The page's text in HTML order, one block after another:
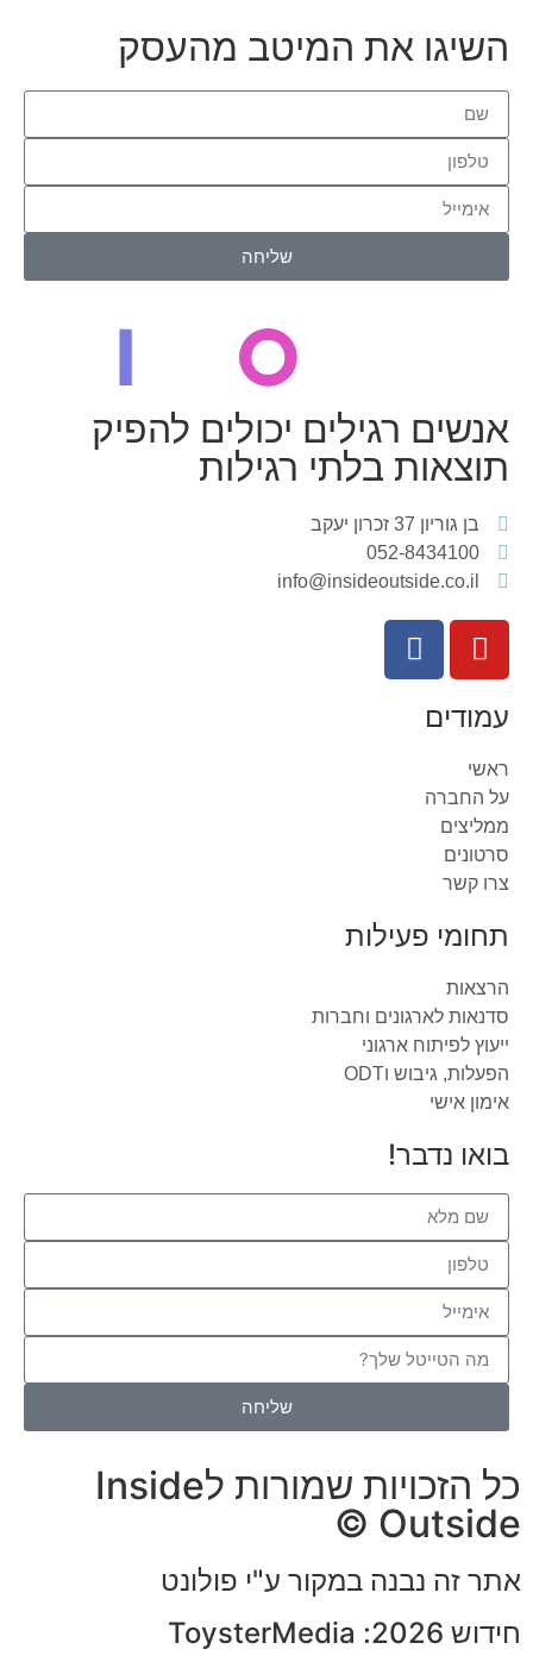
השיגו את המיטב מהעסק
שליחה
אנשים רגילים יכולים להפיק
תוצאות בלתי רגילות
בן גוריון 37 זכרון יעקב
052-8434100
info@insideoutside.co.il
עמודים
ראשי
על החברה
ממליצים
סרטונים
צרו קשר
תחומי פעילות
הרצאות
סדנאות לארגונים וחברות
ייעוץ לפיתוח ארגוני
הפעלות, גיבוש וODT
אימון אישי
בואו נדבר!
שליחה
כל הזכויות שמורות לInside
Outside ©
אתר זה נבנה במקור ע"י פולונט
חידוש 2026: ToysterMedia